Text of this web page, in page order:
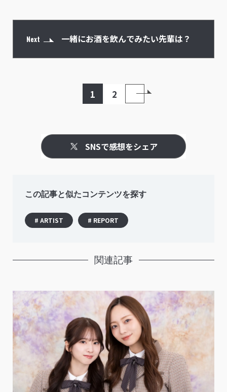
Next 一緒にお酒を飲んでみたい先輩は？
1 2
SNSで感想をシェア
この記事と似たコンテンツを探す
# ARTIST # REPORT
関連記事